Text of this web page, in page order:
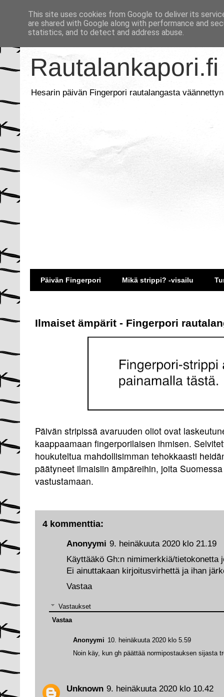
Rautalankapori.fi
Hesarin päivän Fingerpori rautalangasta
Päivän Fingerpori Mikä strippi? -visailu
Ilmaiset ämpärit - Fingerpori
Päivän stripissä avaruuden oliot ovat
kaappaamaan fingerporilaisen ihmisen.
houkuteltua mahdollisimman tehokkaasti
päätyneet ilmaisiin ämpäreihin, joita
vastustamaan.
4 kommenttia:
Unknown 9. heinäkuuta 2020 klo 10.42
Anonyymi 9. heinäkuuta 2020 klo 21.19
Käyttääkö Gh:n nimimerkkiä/tietokonetta
Ei ainuttakaan kirjoitusvirhettä ja ihan
Vastaa
Vastaukset
Anonyymi 10. heinäkuuta 2020 klo 5.59
Noin käy, kun gh päättää normipostauksen sijasta
Vastaa
This site uses cookies from Google to deliver its
are shared with Google along with performance and
statistics, and to detect and address abuse.